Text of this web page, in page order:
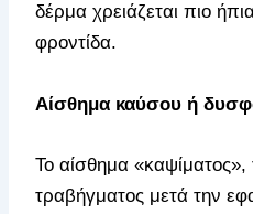
δέρμα χρειάζεται πιο
φροντίδα.
Αίσθημα καύσου ή
Το αίσθημα «καψίματος»,
τραβήγματος μετά την